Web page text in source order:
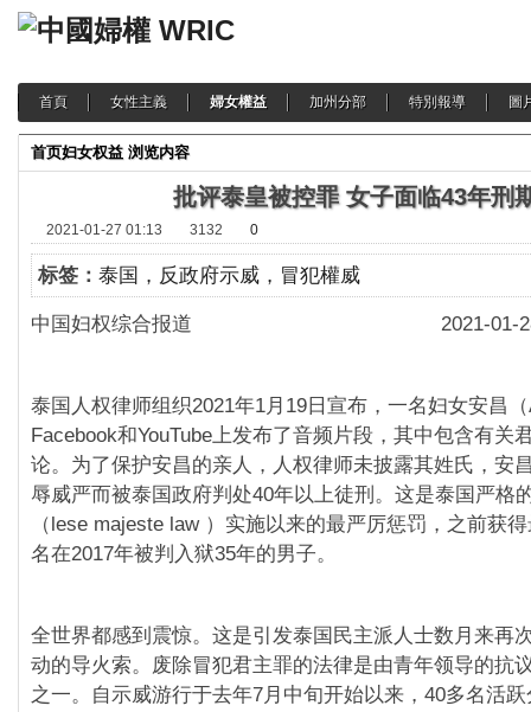
首頁 女性主義 婦女權益 加州分部 特別報導 圖
首页妇女权益 浏览内容
批评泰皇被控罪 女子面临43年刑
2021-01-27 01:13 3132 0
标签： 泰国，反政府示威，冒犯權威
中国妇权综合报道 2021-01-
泰国人权律师组织2021年1月19日宣布，一名妇女安昌
Facebook和YouTube上发布了音频片段，其中包含有关
论。为了保护安昌的亲人，人权律师未披露其姓氏，安
辱威严而被泰国政府判处40年以上徒刑。这是泰国严格
（lese majeste law ）实施以来的最严厉惩罚，之前获
名在2017年被判入狱35年的男子。
全世界都感到震惊。这是引发泰国民主派人士数月来再
动的导火索。废除冒犯君主罪的法律是由青年领导的抗
之一。自示威游行于去年7月中旬开始以来，40多名活